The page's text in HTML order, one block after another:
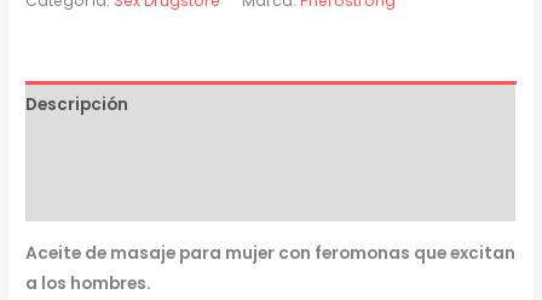
Descripción
Aceite de masaje para mujer con feromonas que excitan
a los hombres.